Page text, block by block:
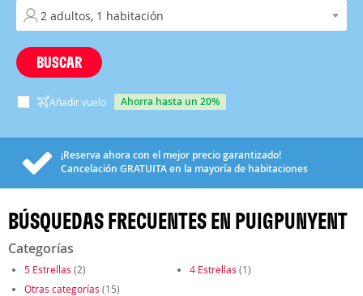
BUSCAR
Añadir vuelo ahorra hasta un 20%
¡Reserva ahora con el mejor precio garantizado!
Cancelación GRATUITAen la mayoría de habitaciones
BÚSQUEDAS FRECUENTES EN PUIGPUNYENT
Categorías
5 Estrellas (2) 4 Estrellas (1)
Otras categorías (15)